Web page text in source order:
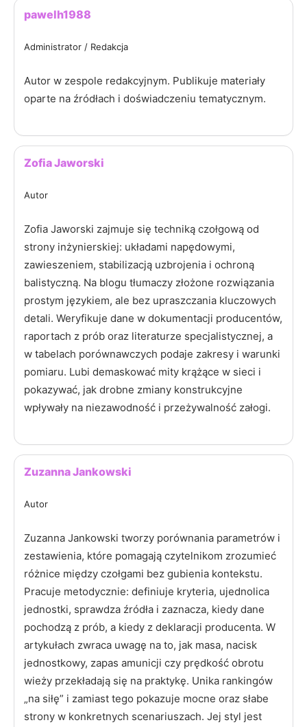
pawelh1988
Administrator / Redakcja
Autor w zespole redakcyjnym. Publikuje materiały
oparte na źródłach i doświadczeniu tematycznym.
Zofia Jaworski
Autor
Zofia Jaworski zajmuje się techniką czołgową od
strony inżynierskiej: układami napędowymi,
zawieszeniem, stabilizacją uzbrojenia i ochroną
balistyczną. Na blogu tłumaczy złożone rozwiązania
prostym językiem, ale bez upraszczania kluczowych
detali. Weryfikuje dane w dokumentacji producentów,
raportach z prób oraz literaturze specjalistycznej, a
w tabelach porównawczych podaje zakresy i warunki
pomiaru. Lubi demaskować mity krążące w sieci i
pokazywać, jak drobne zmiany konstrukcyjne
wpływały na niezawodność i przeżywalność załogi.
Zuzanna Jankowski
Autor
Zuzanna Jankowski tworzy porównania parametrów i
zestawienia, które pomagają czytelnikom zrozumieć
różnice między czołgami bez gubienia kontekstu.
Pracuje metodycznie: definiuje kryteria, ujednolica
jednostki, sprawdza źródła i zaznacza, kiedy dane
pochodzą z prób, a kiedy z deklaracji producenta. W
artykułach zwraca uwagę na to, jak masa, nacisk
jednostkowy, zapas amunicji czy prędkość obrotu
wieży przekładają się na praktykę. Unika rankingów
„na siłę” i zamiast tego pokazuje mocne oraz słabe
strony w konkretnych scenariuszach. Jej styl jest